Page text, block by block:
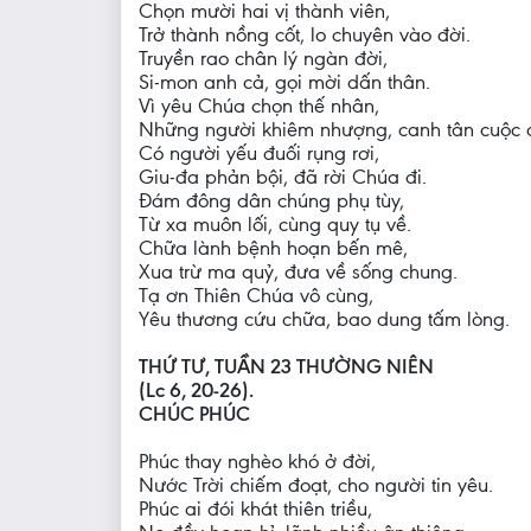
Chọn mười hai vị thành viên,
Trở thành nồng cốt, lo chuyên vào đời.
Truyền rao chân lý ngàn đời,
Si-mon anh cả, gọi mời dấn thân.
Vì yêu Chúa chọn thế nhân,
Những người khiêm nhượng, canh tân cuộc
Có người yếu đuối rụng rơi,
Giu-đa phản bội, đã rời Chúa đi.
Đám đông dân chúng phụ tùy,
Từ xa muôn lối, cùng quy tụ về.
Chữa lành bệnh hoạn bến mê,
Xua trừ ma quỷ, đưa về sống chung.
Tạ ơn Thiên Chúa vô cùng,
Yêu thương cứu chữa, bao dung tấm lòng.
THỨ TƯ, TUẦN 23 THƯỜNG NIÊN
(Lc 6, 20-26).
CHÚC PHÚC
Phúc thay nghèo khó ở đời,
Nước Trời chiếm đoạt, cho người tin yêu.
Phúc ai đói khát thiên triều,